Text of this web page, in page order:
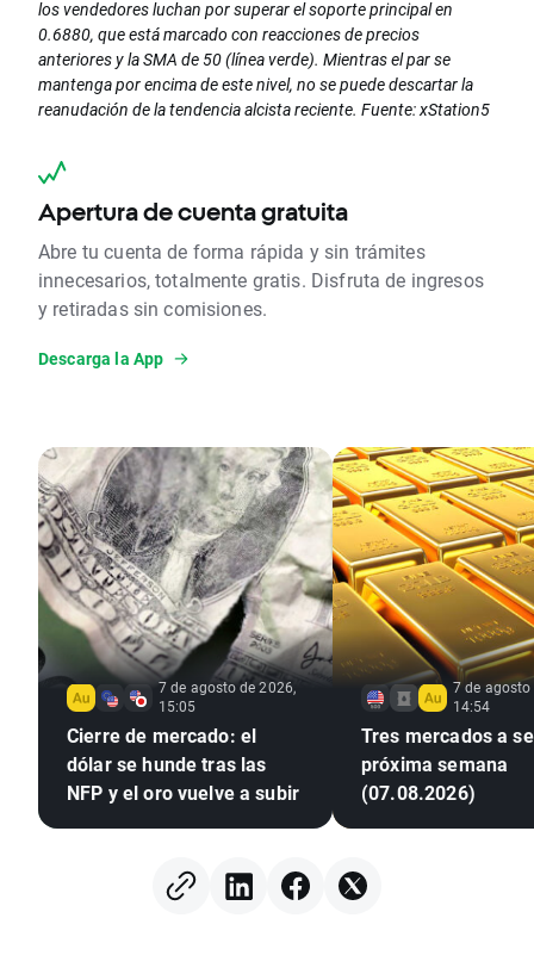
los vendedores luchan por superar el soporte principal en
0.6880, que está marcado con reacciones de precios
anteriores y la SMA de 50 (línea verde). Mientras el par se
mantenga por encima de este nivel, no se puede descartar la
reanudación de la tendencia alcista reciente. Fuente: xStation5
Apertura de cuenta gratuita
Abre tu cuenta de forma rápida y sin trámites
innecesarios, totalmente gratis. Disfruta de ingresos
y retiradas sin comisiones.
Descarga la App
7 de agosto de 2026,
15:05
Cierre de mercado: el
dólar se hunde tras las
NFP y el oro vuelve a subir
7 de agosto
14:54
Tres mercados a
próxima semana
(07.08.2026)